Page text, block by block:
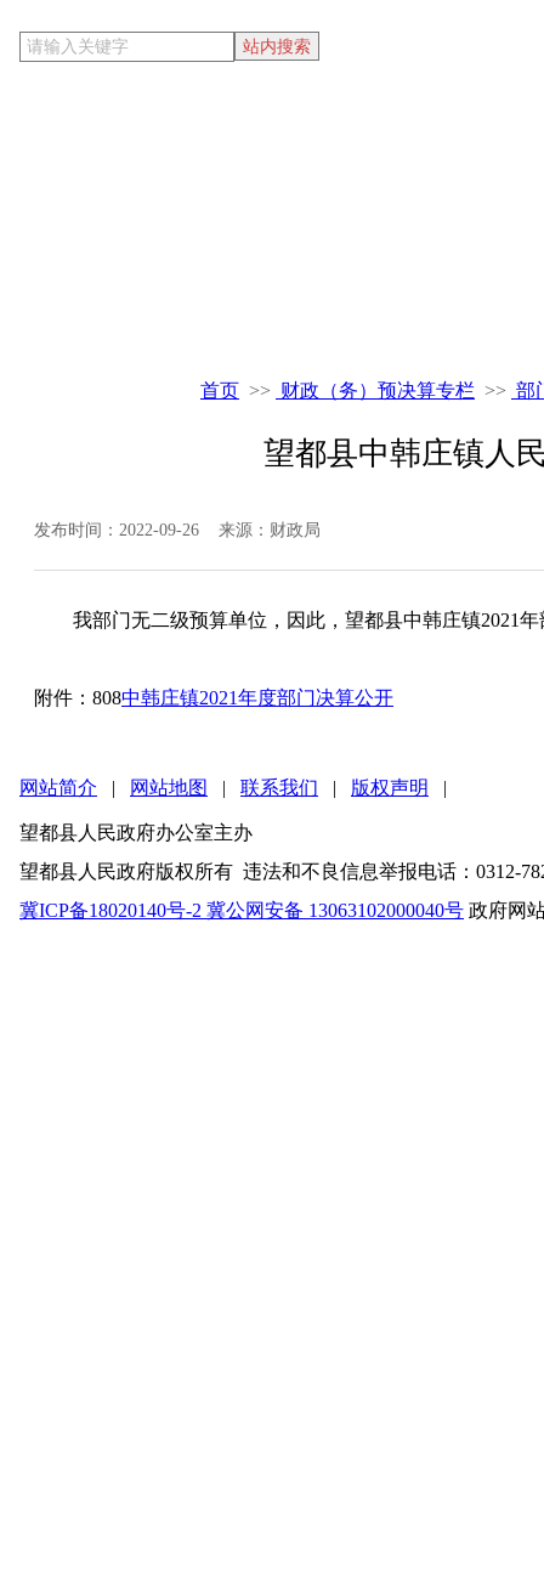
首页 >> 财政（务）预决算专栏 >> 部
望都县中韩庄镇人
发布时间：2022-09-26 来源：财政局
我部门无二级预算单位，因此，望都县中韩庄镇2021
附件：808中韩庄镇2021年度部门决算公开